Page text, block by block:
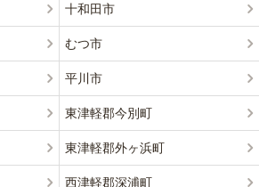
十和田市
むつ市
平川市
東津軽郡今別町
東津軽郡外ヶ浜町
西津軽郡深浦町